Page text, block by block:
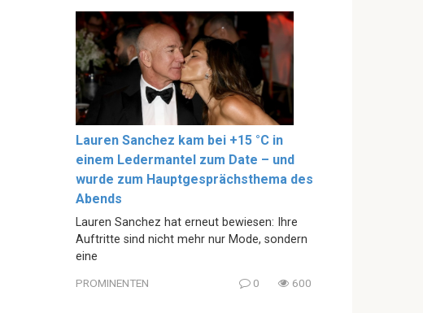
Lauren Sanchez kam bei +15 °C in
einem Ledermantel zum Date – und
wurde zum Hauptgesprächsthema des
Abends
Lauren Sanchez hat erneut bewiesen: Ihre
Auftritte sind nicht mehr nur Mode, sondern
eine
PROMINENTEN 0 600